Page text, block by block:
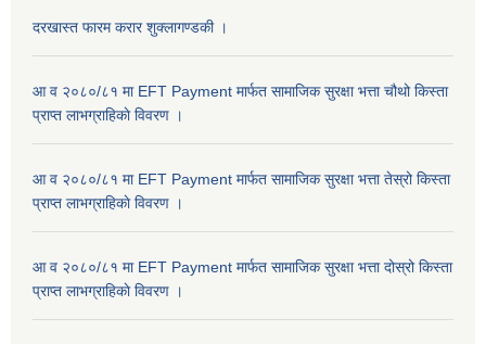
दरखास्त फारम करार शुक्लागण्डकी ।
आ व २०८०/८१ मा EFT Payment मार्फत सामाजिक सुरक्षा भत्ता चौथो किस्ता
प्राप्त लाभग्राहिकाे विवरण ।
आ व २०८०/८१ मा EFT Payment मार्फत सामाजिक सुरक्षा भत्ता तेस्रो किस्ता
प्राप्त लाभग्राहिकाे विवरण ।
आ व २०८०/८१ मा EFT Payment मार्फत सामाजिक सुरक्षा भत्ता दोस्रो किस्ता
प्राप्त लाभग्राहिकाे विवरण ।